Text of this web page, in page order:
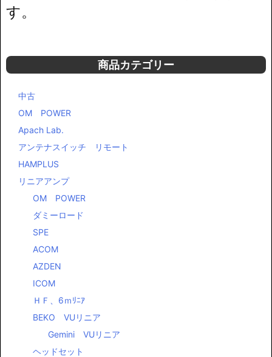
アンテナ工事のお問い合わせ
工人舎Versaビームの工事も承りま
す。
中古
OM POWER
Apach Lab.
アンテナスイッチ リモート
HAMPLUS
リニアアンプ
OM POWER
ダミーロード
SPE